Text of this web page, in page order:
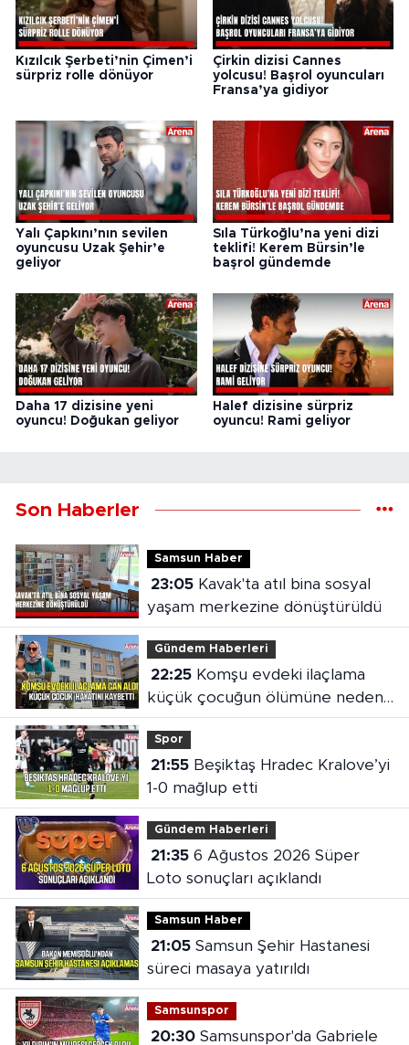
Kızılcık Şerbeti’nin Çimen’i
sürpriz rolle dönüyor
Çirkin dizisi Cannes
yolcusu! Başrol oyuncuları
Fransa’ya gidiyor
Yalı Çapkını’nın sevilen
oyuncusu Uzak Şehir’e
geliyor
Sıla Türkoğlu’na yeni dizi
teklifi! Kerem Bürsin’le
başrol gündemde
Daha 17 dizisine yeni
oyuncu! Doğukan geliyor
Halef dizisine sürpriz
oyuncu! Rami geliyor
Son Haberler
Samsun Haber
23:05Kavak'ta atıl bina sosyal
yaşam merkezine dönüştürüldü
Gündem Haberleri
22:25Komşu evdeki ilaçlama
küçük çocuğun ölümüne neden
oldu
Spor
21:55Beşiktaş Hradec Kralove’yi
1-0 mağlup etti
Gündem Haberleri
21:356 Ağustos 2026 Süper
Loto sonuçları açıklandı
Samsun Haber
21:05Samsun Şehir Hastanesi
süreci masaya yatırıldı
Samsunspor
20:30Samsunspor'da Gabriele